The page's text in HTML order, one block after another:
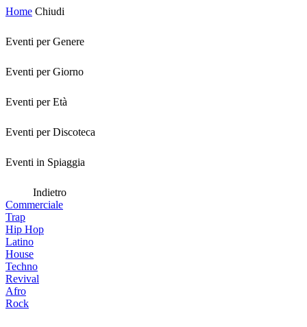
Home Chiudi
Eventi per Genere
Eventi per Giorno
Eventi per Età
Eventi per Discoteca
Eventi in Spiaggia
Indietro
Commerciale
Trap
Hip Hop
Latino
House
Techno
Revival
Afro
Rock